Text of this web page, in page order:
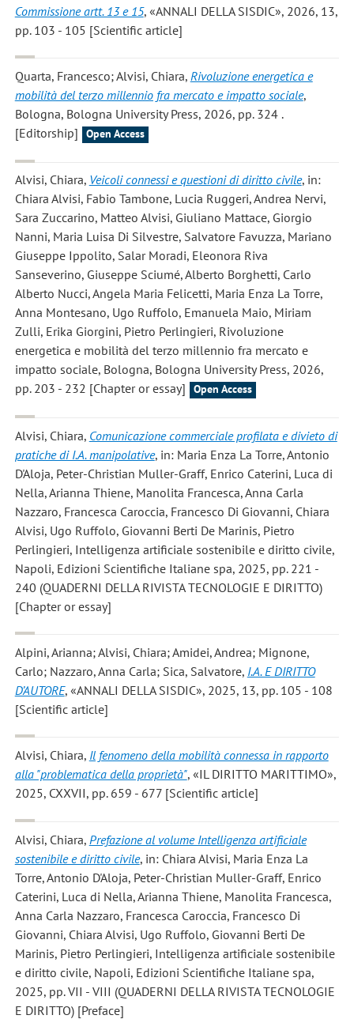
Commissione artt. 13 e 15, «ANNALI DELLA SISDIC», 2026, 13,
pp. 103 - 105 [Scientific article]
Quarta, Francesco; Alvisi, Chiara, Rivoluzione energetica e
mobilità del terzo millennio fra mercato e impatto sociale,
Bologna, Bologna University Press, 2026, pp. 324 .
[Editorship]
Open Access
Alvisi, Chiara, Veicoli connessi e questioni di diritto civile, in:
Chiara Alvisi, Fabio Tambone, Lucia Ruggeri, Andrea Nervi,
Sara Zuccarino, Matteo Alvisi, Giuliano Mattace, Giorgio
Nanni, Maria Luisa Di Silvestre, Salvatore Favuzza, Mariano
Giuseppe Ippolito, Salar Moradi, Eleonora Riva
Sanseverino, Giuseppe Sciumé, Alberto Borghetti, Carlo
Alberto Nucci, Angela Maria Felicetti, Maria Enza La Torre,
Anna Montesano, Ugo Ruffolo, Emanuela Maio, Miriam
Zulli, Erika Giorgini, Pietro Perlingieri, Rivoluzione
energetica e mobilità del terzo millennio fra mercato e
impatto sociale, Bologna, Bologna University Press, 2026,
pp. 203 - 232 [Chapter or essay]
Open Access
Alvisi, Chiara, Comunicazione commerciale profilata e divieto di
pratiche di I.A. manipolative, in: Maria Enza La Torre, Antonio
D'Aloja, Peter-Christian Muller-Graff, Enrico Caterini, Luca di
Nella, Arianna Thiene, Manolita Francesca, Anna Carla
Nazzaro, Francesca Caroccia, Francesco Di Giovanni, Chiara
Alvisi, Ugo Ruffolo, Giovanni Berti De Marinis, Pietro
Perlingieri, Intelligenza artificiale sostenibile e diritto civile,
Napoli, Edizioni Scientifiche Italiane spa, 2025, pp. 221 -
240 (QUADERNI DELLA RIVISTA TECNOLOGIE E DIRITTO)
[Chapter or essay]
Alpini, Arianna; Alvisi, Chiara; Amidei, Andrea; Mignone,
Carlo; Nazzaro, Anna Carla; Sica, Salvatore, I.A. E DIRITTO
D’AUTORE, «ANNALI DELLA SISDIC», 2025, 13, pp. 105 - 108
[Scientific article]
Alvisi, Chiara, Il fenomeno della mobilità connessa in rapporto
alla "problematica della proprietà", «IL DIRITTO MARITTIMO»,
2025, CXXVII, pp. 659 - 677 [Scientific article]
Alvisi, Chiara, Prefazione al volume Intelligenza artificiale
sostenibile e diritto civile, in: Chiara Alvisi, Maria Enza La
Torre, Antonio D'Aloja, Peter-Christian Muller-Graff, Enrico
Caterini, Luca di Nella, Arianna Thiene, Manolita Francesca,
Anna Carla Nazzaro, Francesca Caroccia, Francesco Di
Giovanni, Chiara Alvisi, Ugo Ruffolo, Giovanni Berti De
Marinis, Pietro Perlingieri, Intelligenza artificiale sostenibile
e diritto civile, Napoli, Edizioni Scientifiche Italiane spa,
2025, pp. VII - VIII (QUADERNI DELLA RIVISTA TECNOLOGIE
E DIRITTO) [Preface]